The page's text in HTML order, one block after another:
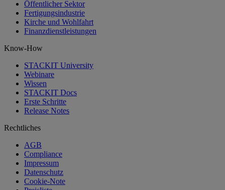
Öffentlicher Sektor
Fertigungsindustrie
Kirche und Wohlfahrt
Finanzdienstleistungen
Know-How
STACKIT University
Webinare
Wissen
STACKIT Docs
Erste Schritte
Release Notes
Rechtliches
AGB
Compliance
Impressum
Datenschutz
Cookie-Note